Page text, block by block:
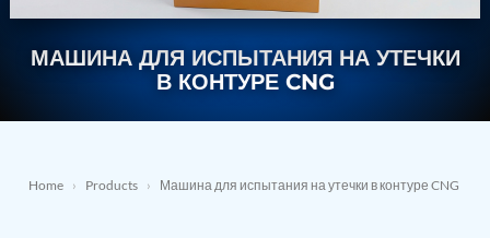
Nitrogen Generating Storage and Distribution
Dynamic Snubber Shock Arrestor Test Facility
Rotor Dynamics Test Facility
Computerized Control Universal Brake Test Bench
Aerospace Nozzle Flow Test Bench
МАШИНА ДЛЯ ИСПЫТАНИЯ НА УТЕЧКИ
В КОНТУРЕ CNG
Home › Products › Машина для испытания на утечки в контуре CNG
Contact Sales
About